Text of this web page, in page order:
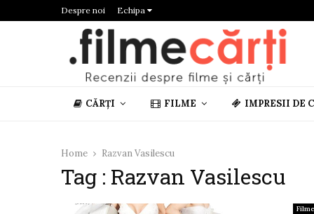
Despre noi Echipa
CĂRȚI FILME IMPRESII DE
Home Razvan Vasilescu
Tag : Razvan Vasilescu
Filme